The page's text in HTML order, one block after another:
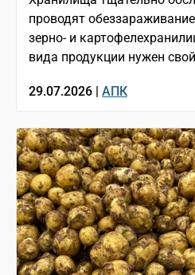
проводят
зерно- и
вида продукции нужен
29.07.2026 | АПК